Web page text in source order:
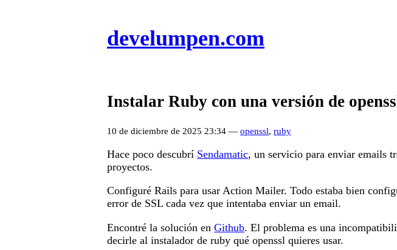
develumpen.com
Instalar Ruby con una versión de
10 de diciembre de 2025 23:34 — openssl, ruby
Hace poco descubrí Sendamatic, un servicio para enviar emails
proyectos.
Configuré Rails para usar Action Mailer. Todo estaba bien
error de SSL cada vez que intentaba enviar un email.
Encontré la solución en Github. El problema es una
decirle al instalador de ruby qué openssl quieres usar.